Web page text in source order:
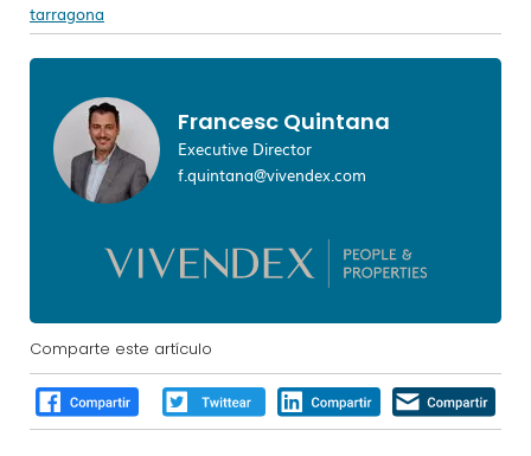
tarragona
Francesc Quintana
Executive Director
f.quintana@vivendex.com
Comparte este artículo